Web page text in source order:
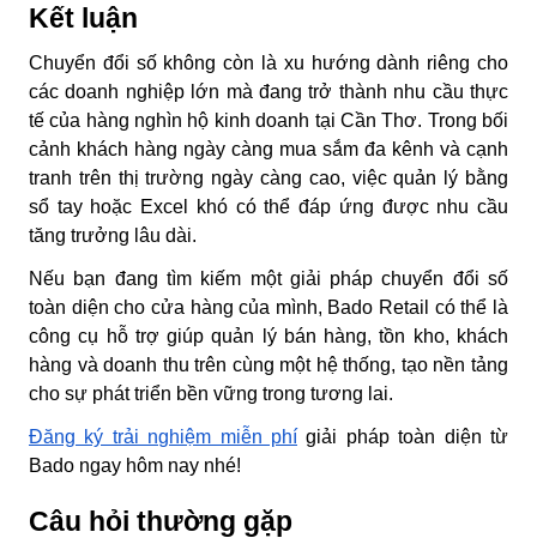
Kết luận
Chuyển đổi số không còn là xu hướng dành riêng cho
các doanh nghiệp lớn mà đang trở thành nhu cầu thực
tế của hàng nghìn hộ kinh doanh tại Cần Thơ. Trong bối
cảnh khách hàng ngày càng mua sắm đa kênh và cạnh
tranh trên thị trường ngày càng cao, việc quản lý bằng
sổ tay hoặc Excel khó có thể đáp ứng được nhu cầu
tăng trưởng lâu dài.
Nếu bạn đang tìm kiếm một giải pháp chuyển đổi số
toàn diện cho cửa hàng của mình, Bado Retail có thể là
công cụ hỗ trợ giúp quản lý bán hàng, tồn kho, khách
hàng và doanh thu trên cùng một hệ thống, tạo nền tảng
cho sự phát triển bền vững trong tương lai.
Đăng ký trải nghiệm miễn phí giải pháp toàn diện từ
Bado ngay hôm nay nhé!
Câu hỏi thường gặp